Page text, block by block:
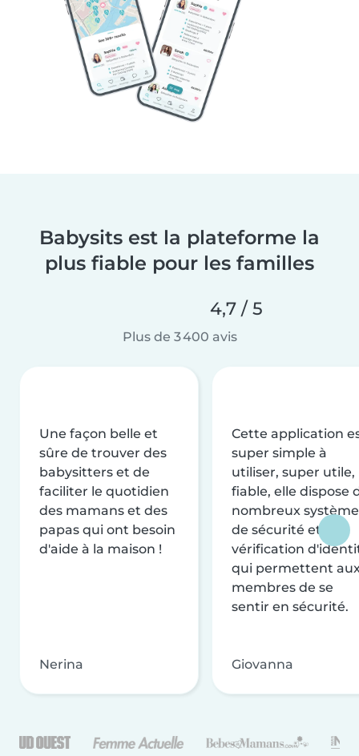
Babysits est la plateforme la
plus fiable pour les familles
4,7 / 5
Plus de 3 400 avis
Une façon belle et
sûre de trouver des
babysitters et de
faciliter le quotidien
des mamans et des
papas qui ont besoin
d'aide à la maison !
Nerina
Cette application
super simple à
utiliser, super utile,
fiable, elle dispose
nombreux
de sécurité et de
vérification
qui permettent
membres de se
sentir en sécurité.
Giovanna